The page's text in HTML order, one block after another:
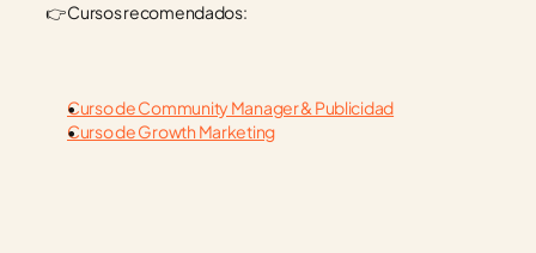
👉 Cursos recomendados:
Curso de Community Manager & Publicidad
Curso de Growth Marketing